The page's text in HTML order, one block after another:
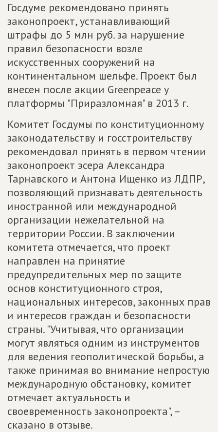
Госдуме рекомендовано принять
законопроект, устанавливающий
штрафы до 5 млн руб. за нарушение
правил безопасности возле
искусственных сооружений на
континентальном шельфе. Проект был
внесен после акции Greenpeace у
платформы "Приразломная" в 2013 г.
Комитет Госдумы по конституционному
законодательству и госстроительству
рекомендовал принять в первом чтении
законопроект эсера Александра
Тарнавского и Антона Ищенко из ЛДПР,
позволяющий признавать деятельность
иностранной или международной
организации нежелательной на
территории России. В заключении
комитета отмечается, что проект
направлен на принятие
предупредительных мер по защите
основ конституционного строя,
национальных интересов, законных прав
и интересов граждан и безопасности
страны. "Учитывая, что организации
могут являться одним из инструментов
для ведения геополитической борьбы, а
также принимая во внимание непростую
международную обстановку, комитет
отмечает актуальность и
своевременность законопроекта", –
сказано в отзыве.